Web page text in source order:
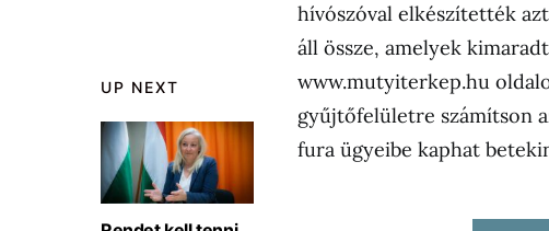
UP NEXT
hívószóval elkészítették
áll össze, amelyek
www.mutyiterkep.hu
gyűjtőfelületre számítson
fura ügyeibe kaphat